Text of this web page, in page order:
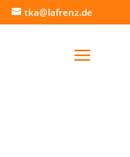
tka@lafrenz.de